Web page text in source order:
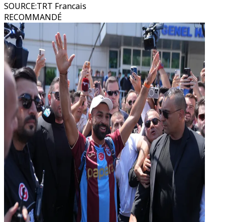
SOURCE:TRT Francais
RECOMMANDÉ